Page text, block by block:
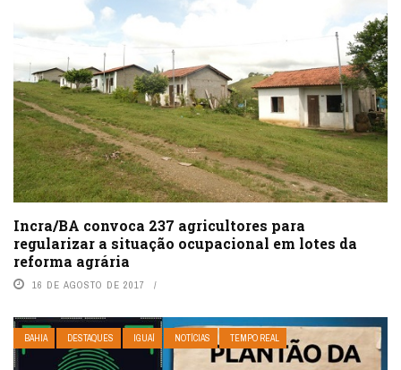
Incra/BA convoca 237 agricultores para
regularizar a situação ocupacional em lotes da
reforma agrária
16 DE AGOSTO DE 2017
BAHIA DESTAQUES IGUAÍ NOTÍCIAS TEMPO REAL